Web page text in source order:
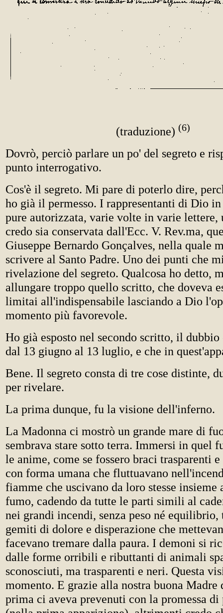
(traduzione) (6)
Dovrò, perciò parlare un po' del segreto e
punto interrogativo.
Cos'è il segreto. Mi pare di poterlo dire,
ho già il permesso. I rappresentanti di Dio
pure autorizzata, varie volte in varie lettere,
credo sia conservata dall'Ecc. V. Rev.ma,
Giuseppe Bernardo Gonçalves, nella quale
scrivere al Santo Padre. Uno dei punti che
rivelazione del segreto. Qualcosa ho detto,
allungare troppo quello scritto, che doveva
limitai all'indispensabile lasciando a Dio
momento più favorevole.
Ho già esposto nel secondo scritto, il
dal 13 giugno al 13 luglio, e che in
Bene. Il segreto consta di tre cose distinte,
per rivelare.
La prima dunque, fu la visione dell'inferno.
La Madonna ci mostrò un grande mare di
sembrava stare sotto terra. Immersi in quel
le anime, come se fossero braci trasparenti
con forma umana che fluttuavano
fiamme che uscivano da loro stesse insieme
fumo, cadendo da tutte le parti simili al
nei grandi incendi, senza peso né equilibrio,
gemiti di dolore e disperazione che
facevano tremare dalla paura. I demoni si
dalle forme orribili e ributtanti di animali
sconosciuti, ma trasparenti e neri. Questa
momento. E grazie alla nostra buona Madre
prima ci aveva prevenuti con la promessa